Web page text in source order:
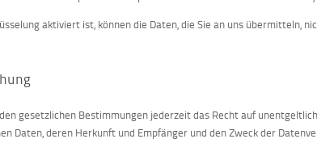
aktiviert ist, können die Daten, die Sie an uns übermitteln,
gesetzlichen Bestimmungen jederzeit das Recht auf
Daten, deren Herkunft und Empfänger und den Zweck der